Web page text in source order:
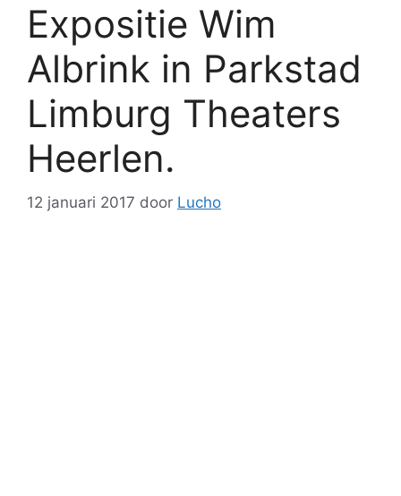
Expositie Wim
Albrink in Parkstad
Limburg Theaters
Heerlen.
12 januari 2017 door Lucho